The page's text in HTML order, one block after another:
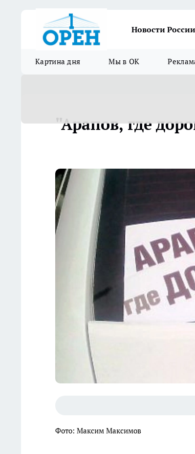
Новости России
Картина дня Мы в ОК
"Арапов, где
Фото: Максим Максимов